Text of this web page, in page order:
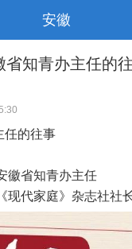
安徽
省知青办主任的
任的往事
徽省知青办主任
现代家庭》杂志社社